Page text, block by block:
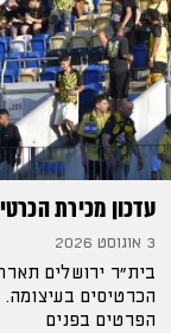
עדכון מכירת
3 אוגוסט 2026
בית"ר ירושלים
הכרטיסים
הפרטים בפנים